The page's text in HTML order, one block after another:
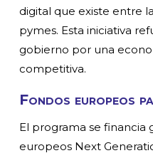
digital que existe entre
pymes. Esta iniciativa
gobierno por una
competitiva.
Fondos europeos
El programa se financia
europeos Next